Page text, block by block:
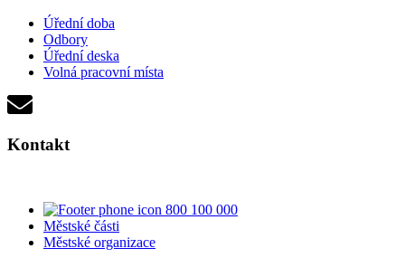
Úřední doba
Odbory
Úřední deska
Volná pracovní místa
Kontakt
800 100 000
Městské části
Městské organizace